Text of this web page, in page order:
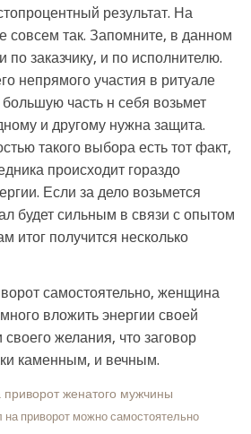
результат. На
совсем так. Запомните, в данном
по заказчику, и по исполнителю.
непрямого участия в ритуале
большую часть н себя возьмет
и другому нужна защита.
такого выбора есть тот факт,
происходит гораздо
Если за дело возьмется
будет сильным в связи с опытом
итог получится несколько
самостоятельно, женщина
вложить энергии своей
желания, что заговор
каменным, и вечным.
на приворот можно самостоятельно